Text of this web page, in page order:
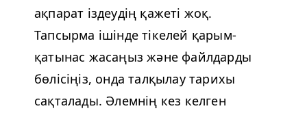
ақпарат іздеудің қажеті жоқ.
Тапсырма ішінде тікелей қарым-
қатынас жасаңыз және файлдарды
бөлісіңіз, онда талқылау тарихы
сақталады. Әлемнің кез келген